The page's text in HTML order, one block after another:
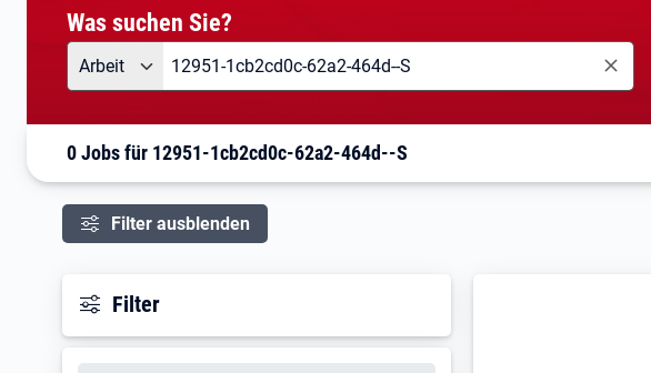
Was suchen Sie?
Angebotsart
Arbeit Was suchen Sie?
0 Jobs für 12951-1cb2cd0c-62a2-464d--S
Filter ausblenden
Filter